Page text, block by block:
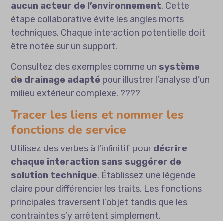
aucun acteur de l’environnement. Cette
étape collaborative évite les angles morts
techniques. Chaque interaction potentielle doit
être notée sur un support.
Consultez des exemples comme un système
de drainage adapté pour illustrer l’analyse d’un
milieu extérieur complexe. ????
Tracer les liens et nommer les
fonctions de service
Utilisez des verbes à l’infinitif pourdécrire
chaque interaction sans suggérer de
solution technique. Établissez une légende
claire pour différencier les traits. Les fonctions
principales traversent l’objet tandis que les
contraintes s’y arrêtent simplement.